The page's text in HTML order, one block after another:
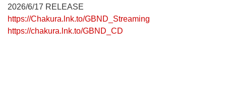
2026/6/17 RELEASE
https://Chakura.lnk.to/GBND_Streaming
https://chakura.lnk.to/GBND_CD